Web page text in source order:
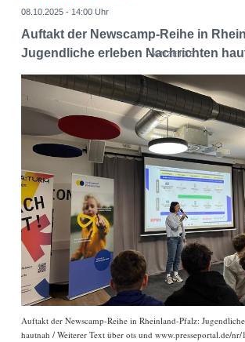
08.10.2025 - 14:00 Uhr
Auftakt der Newscamp-Reihe in
Jugendliche erleben Nachrichten
Auftakt der Newscamp-Reihe in Rheinland-Pfalz:
hautnah / Weiterer Text über ots und www.presseportal.de/